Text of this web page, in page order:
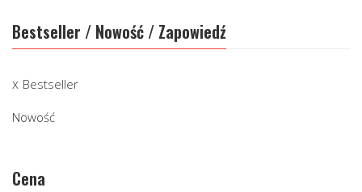
Bestseller / Nowość / Zapowiedź
Bestseller
Nowość
Cena